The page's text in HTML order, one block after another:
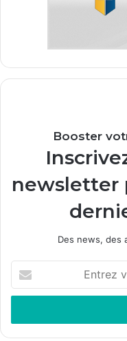
Booster
newsletter
Des news, des
t
e